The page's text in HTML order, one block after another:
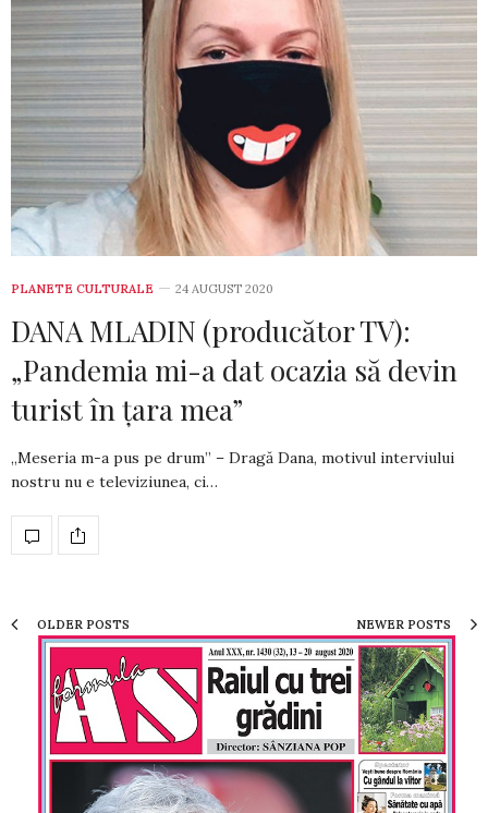
PLANETE CULTURALE 24 AUGUST 2020
DANA MLADIN (producător TV):
„Pandemia mi-a dat ocazia să devin
turist în ţara mea”
„Meseria m-a pus pe drum” – Dragă Dana, motivul interviului
nostru nu e televiziunea, ci…
OLDER POSTS NEWER POSTS